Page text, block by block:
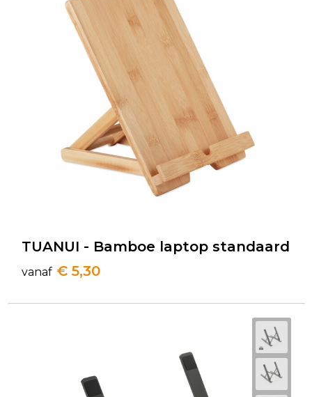
TUANUI - Bamboe laptop standaard
vanaf € 5,30